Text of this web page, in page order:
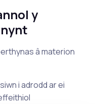
y
â materion
i adrodd ar ei